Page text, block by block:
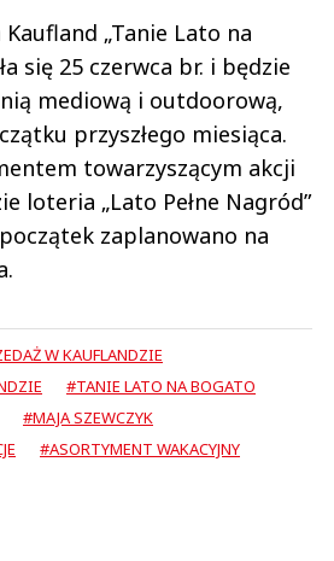
„Tanie Lato na
się 25 czerwca br. i będzie
mediową i outdoorową,
przyszłego miesiąca.
towarzyszącym akcji
loteria „Lato Pełne Nagród”
zaplanowano na
W KAUFLANDZIE
#TANIE LATO NA BOGATO
#MAJA SZEWCZYK
#ASORTYMENT WAKACYJNY